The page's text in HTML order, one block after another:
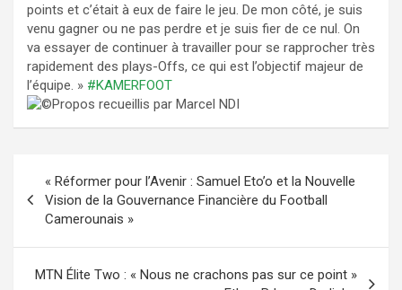
points et c’était à eux de faire le jeu. De mon côté, je suis
venu gagner ou ne pas perdre et je suis fier de ce nul. On
va essayer de continuer à travailler pour se rapprocher très
rapidement des plays-Offs, ce qui est l’objectif majeur de
l’équipe. » #KAMERFOOT
Propos recueillis par Marcel NDI
de
l’article
« Réformer pour l’Avenir : Samuel Eto’o et la Nouvelle
Vision de la Gouvernance Financière du Football
Camerounais »
MTN Élite Two : « Nous ne crachons pas sur ce point »